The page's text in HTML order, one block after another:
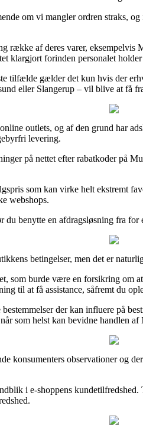
om vi mangler ordren straks,
række af deres varer,
klargjort forinden personalet
tilfælde gælder det kun hvis der
eller Slangerup – vil blive at få
outlets, og af den grund har
levering.
på nettet efter rabatkoder på
som kan virke helt ekstremt
webshops.
benytte en afdragsløsning fra
betingelser, men det er
som burde være en forsikring om
til at få assistance, såfremt du
der kan influere på
som helst kan bevidne handlen
konsumenters observationer og
i e-shoppens